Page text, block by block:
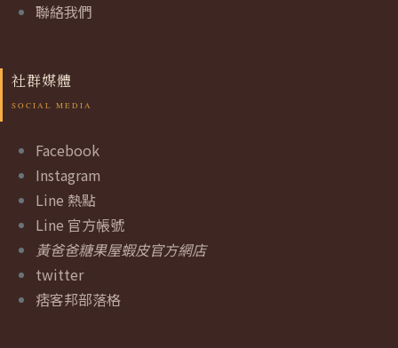
聯絡我們
社群媒體
Facebook
Instagram
Line 熱點
Line 官方帳號
黃爸爸糖果屋蝦皮官方網店
twitter
痞客邦部落格